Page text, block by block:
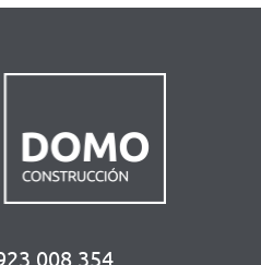
008 354